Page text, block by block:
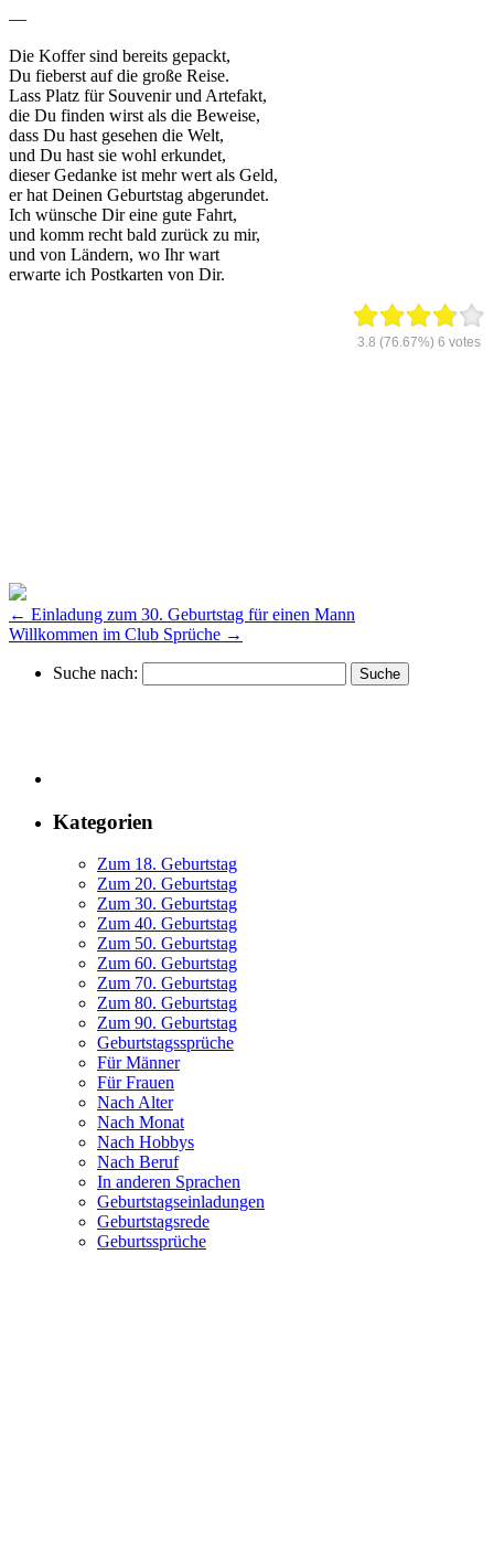
—
Die Koffer sind bereits gepackt,
Du fieberst auf die große Reise.
Lass Platz für Souvenir und Artefakt,
die Du finden wirst als die Beweise,
dass Du hast gesehen die Welt,
und Du hast sie wohl erkundet,
dieser Gedanke ist mehr wert als Geld,
er hat Deinen Geburtstag abgerundet.
Ich wünsche Dir eine gute Fahrt,
und komm recht bald zurück zu mir,
und von Ländern, wo Ihr wart
erwarte ich Postkarten von Dir.
3.8 (76.67%) 6 votes
← Einladung zum 30. Geburtstag für einen Mann
Willkommen im Club Sprüche →
Suche nach:
Kategorien
Zum 18. Geburtstag
Zum 20. Geburtstag
Zum 30. Geburtstag
Zum 40. Geburtstag
Zum 50. Geburtstag
Zum 60. Geburtstag
Zum 70. Geburtstag
Zum 80. Geburtstag
Zum 90. Geburtstag
Geburtstagssprüche
Für Männer
Für Frauen
Nach Alter
Nach Monat
Nach Hobbys
Nach Beruf
In anderen Sprachen
Geburtstagseinladungen
Geburtstagsrede
Geburtssprüche